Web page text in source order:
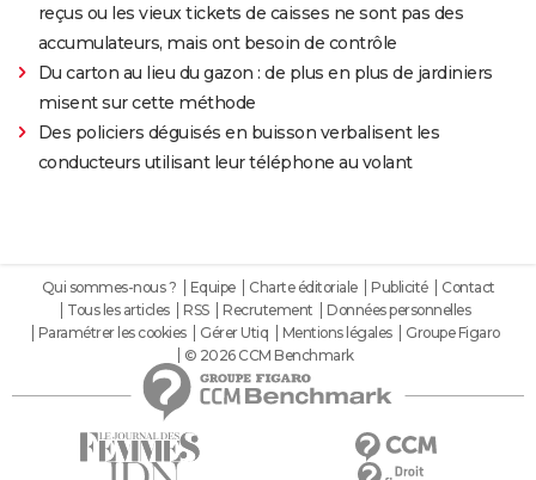
reçus ou les vieux tickets de caisses ne sont pas des
accumulateurs, mais ont besoin de contrôle
Du carton au lieu du gazon : de plus en plus de jardiniers
misent sur cette méthode
Des policiers déguisés en buisson verbalisent les
conducteurs utilisant leur téléphone au volant
Qui sommes-nous ? Equipe Charte éditoriale Publicité
Contact
Tous les articles
RSS Recrutement
Données personnelles
Paramétrer les cookies
Gérer Utiq Mentions légales
Groupe Figaro
© 2026 CCM Benchmark